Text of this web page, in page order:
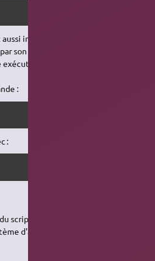
aussi interpréter un script
son nom.
avec
:
:
du script :
d'appeler un script hors